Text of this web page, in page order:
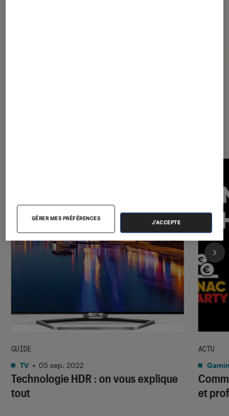
Technologie HDR : on vous explique
tout
GUIDE
TV • 05 sep. 2022
et
ACTU
GÉRER MES PRÉFÉRENCES
J'ACCEPTE